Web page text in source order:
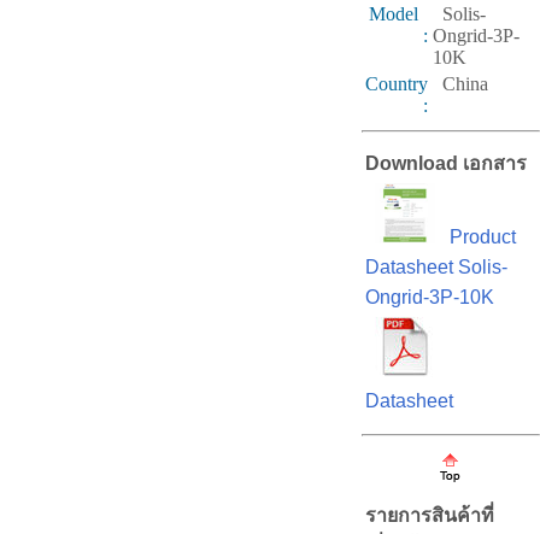
Model
:
Solis-
Ongrid-3P-
10K
Country
:
China
Download เอกสาร
Product
Datasheet Solis-
Ongrid-3P-10K
Datasheet
รายการสินค้าที่